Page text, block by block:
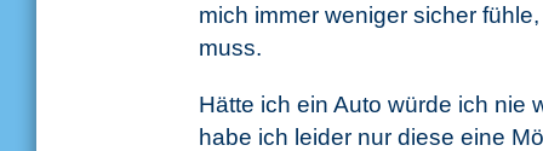
mich immer weniger sicher
muss.
Hätte ich ein Auto würde ich nie
habe ich leider nur diese eine